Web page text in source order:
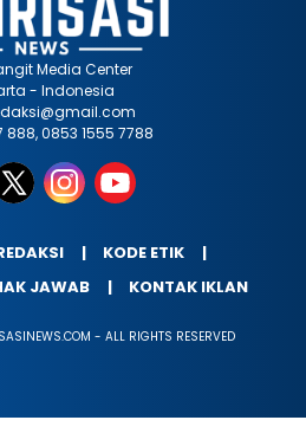
Media Center
- Indonesia
888, 0853 1555 7788
KODE ETIK
JAWAB KONTAK IKLAN
- ALL RIGHTS RESERVED